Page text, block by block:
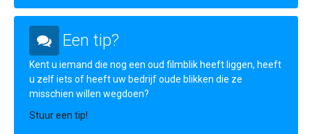
Een tip?
Kent u iemand die nog een oud filmblik heeft liggen, heeft
u zelf iets of heeft uw bedrijf oude blikken die ze
misschien willen wegdoen?
Stuur een tip!